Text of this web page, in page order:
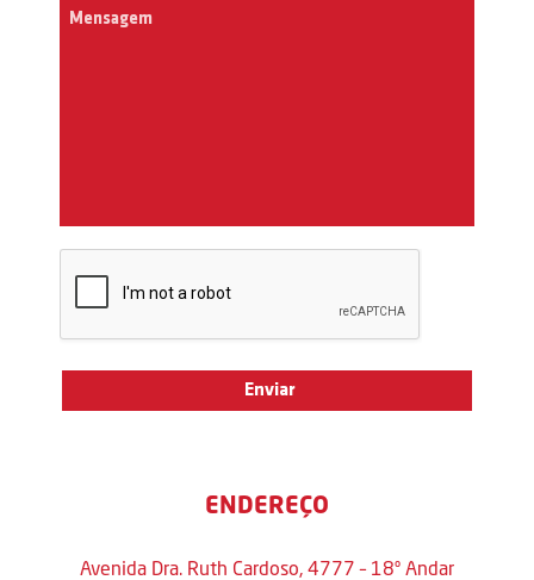
ENDEREÇO
Avenida Dra. Ruth Cardoso, 4777 – 18º Andar